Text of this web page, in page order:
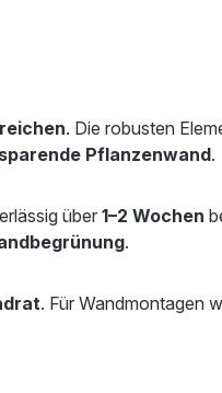
. Die robusten
Pflanzenwand.
über1–2 Wochen
.
. Für Wandmontagen